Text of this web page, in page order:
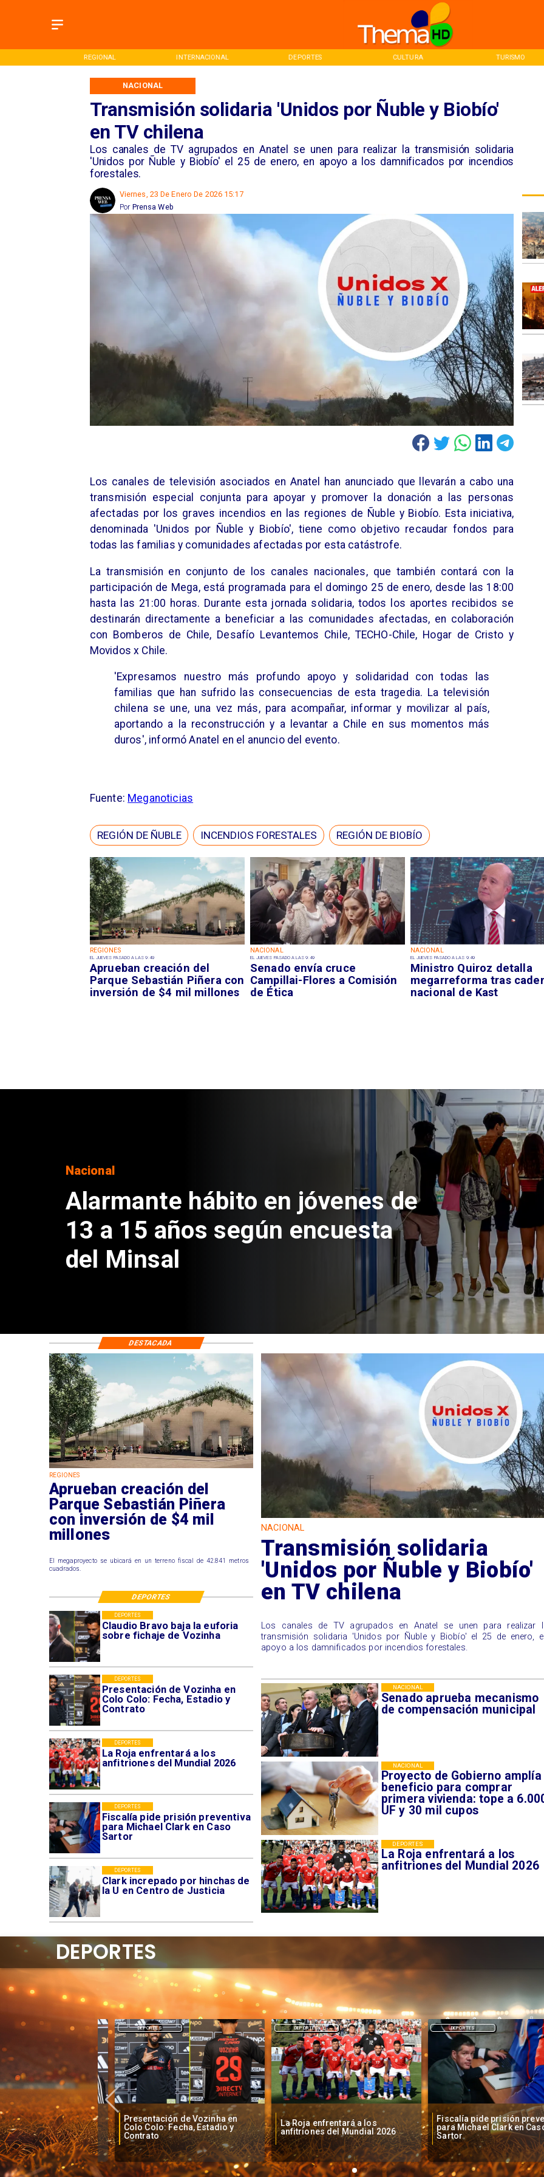
INTERNACIONAL DEPORTES CULTURA TURISMO
Transmisión solidaria 'Unidos por Ñuble y Biobío'
en TV chilena
Los canales de TV agrupados en Anatel se unen para realizar la transmisión solidaria
'Unidos por Ñuble y Biobío' el 25 de enero, en apoyo a los damnificados por incendios
forestales.
NACIONAL
Viernes, 23 De Enero De 2026 15:17
Prensa Web
Por
REGIONES
EL JUEVES PASADO A LAS 9:49
Aprueban creación del
Parque Sebastián Piñera con
inversión de $4 mil millones
NACIONAL
EL JUEVES PASADO A LAS 9:49
Senado envía cruce
Campillai-Flores a Comisión
de Ética
NACIONAL
EL JUEVES PASADO A LAS 9:49
Ministro Quiroz detalla
megarreforma tras
nacional de Kast
Los canales de televisión asociados en Anatel han anunciado que llevarán a cabo una
transmisión especial conjunta para apoyar y promover la donación a las personas
afectadas por los graves incendios en las regiones de Ñuble y Biobío. Esta iniciativa,
denominada 'Unidos por Ñuble y Biobío', tiene como objetivo recaudar fondos para
todas las familias y comunidades afectadas por esta catástrofe.
La transmisión en conjunto de los canales nacionales, que también contará con la
participación de Mega, está programada para el domingo 25 de enero, desde las 18:00
hasta las 21:00 horas. Durante esta jornada solidaria, todos los aportes recibidos se
destinarán directamente a beneficiar a las comunidades afectadas, en colaboración
con Bomberos de Chile, Desafío Levantemos Chile, TECHO-Chile, Hogar de Cristo y
Movidos x Chile.
'Expresamos nuestro más profundo apoyo y solidaridad con todas las
familias que han sufrido las consecuencias de esta tragedia. La televisión
chilena se une, una vez más, para acompañar, informar y movilizar al país,
aportando a la reconstrucción y a levantar a Chile en sus momentos más
duros', informó Anatel en el anuncio del evento.
Fuente: Meganoticias
REGIÓN DE ÑUBLE INCENDIOS FORESTALES REGIÓN DE BIOBÍO
Regiones
Aprueban creación del Parque
Sebastián Piñera con inversión
de $4 mil millones
Claudio Bravo baja la euforia
sobre fichaje de Vozinha
DEPORTES
Presentación de Vozinha en
Colo Colo: Fecha, Estadio y
Contrato
DEPORTES
La Roja enfrentará a los
anfitriones del Mundial 2026
DEPORTES
Fiscalía pide prisión preventiva
para Michael Clark en Caso
Sartor
DEPORTES
Clark increpado por hinchas de
la U en Centro de Justicia
DEPORTES
Senado aprueba mecanismo
de compensación municipal
NACIONAL
Proyecto de Gobierno amplía
beneficio para comprar
primera vivienda: tope a
UF y 30 mil cupos
NACIONAL
La Roja enfrentará a los
anfitriones del Mundial 2026
DEPORTES
REGIONES
Aprueban creación del
Parque Sebastián Piñera
con inversión de $4 mil
millones
El megaproyecto se ubicará en un terreno fiscal de 42.841 metros
cuadrados.
NACIONAL
Transmisión solidaria
'Unidos por Ñuble y Biobío'
en TV chilena
Los canales de TV agrupados en Anatel se unen para realizar
transmisión solidaria 'Unidos por Ñuble y Biobío' el 25 de enero,
apoyo a los damnificados por incendios forestales.
DESTACADA
DEPORTES
baja la euforia
de Vozinha
Presentación de Vozinha en
Colo Colo: Fecha, Estadio y
Contrato
DEPORTES
La Roja enfrentará a los
anfitriones del Mundial 2026
DEPORTES
Fiscalía pide prisión
para Michael Clark en Caso
Sartor
DEPORTES
DEPORTES